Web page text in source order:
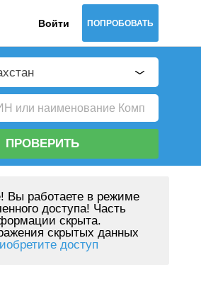
Войти ПОПРОБОВАТЬ
ПРОВЕРИТЬ
Вы работаете в режиме
доступа! Часть
скрыта.
скрытых данных
доступ